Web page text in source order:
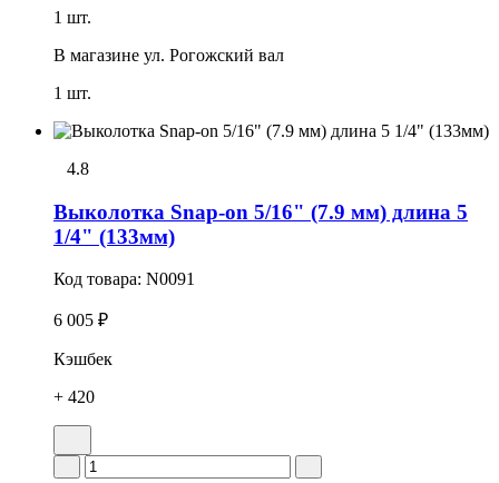
1 шт.
В магазине ул. Рогожский вал
1 шт.
4.8
Выколотка Snap-on 5/16" (7.9 мм) длина 5
1/4" (133мм)
Код товара: N0091
6 005 ₽
Кэшбек
+ 420